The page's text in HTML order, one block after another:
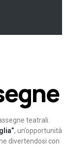
teatrali.
, un’opportunità
divertendosi con